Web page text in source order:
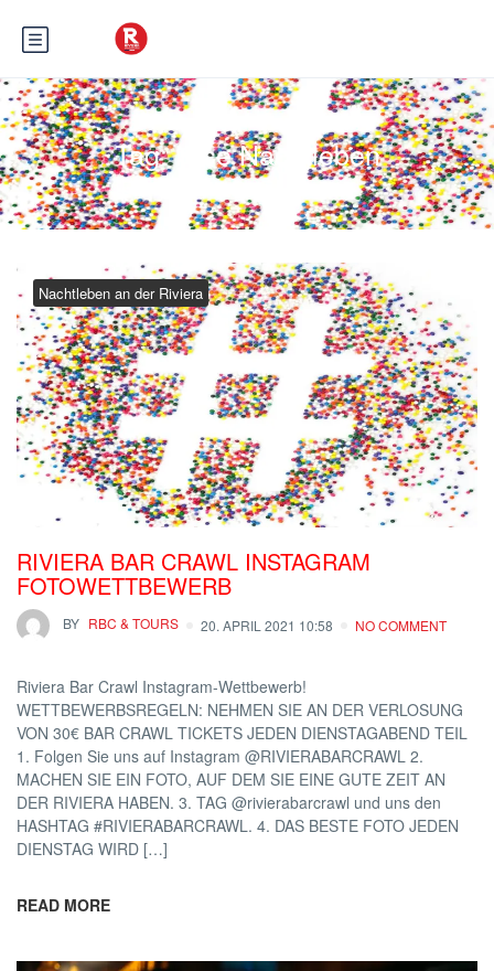
Tag:Nice Nachtleben
Nachtleben an der Riviera
RIVIERA BAR CRAWL INSTAGRAM
FOTOWETTBEWERB
BY RBC & TOURS 20. APRIL 2021 10:58 NO COMMENT
Riviera Bar Crawl Instagram-Wettbewerb!
WETTBEWERBSREGELN: NEHMEN SIE AN DER VERLOSUNG
VON 30€ BAR CRAWL TICKETS JEDEN DIENSTAGABEND TEIL
1. Folgen Sie uns auf Instagram @RIVIERABARCRAWL 2.
MACHEN SIE EIN FOTO, AUF DEM SIE EINE GUTE ZEIT AN
DER RIVIERA HABEN. 3. TAG @rivierabarcrawl und uns den
HASHTAG #RIVIERABARCRAWL. 4. DAS BESTE FOTO JEDEN
DIENSTAG WIRD […]
READ MORE